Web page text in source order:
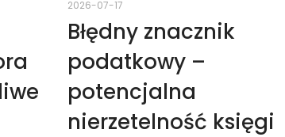
2026-07-17
Błędny znacznik
podatkowy –
potencjalna
nierzetelność księgi